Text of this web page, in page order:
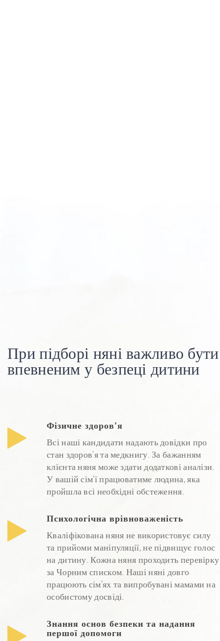
При підборі няні важливо бути
впевненим у безпеці дитини
Фізичне здоров'я
Всі наші кандидати надають довідки про
стан здоров'я та медкнигу. За бажанням
клієнта няня може здати додаткові аналізи.
У вашій сім'ї працюватиме людина, яка
пройшла всі необхідні обстеження.
Психологічна врівноваженість
Кваліфікована няня не використовує силу
та прийоми маніпуляції, не підвищує голос
на дитину. Кожна няня проходить перевірку
за Чорним списком. Наші няні довго
працюють сім'ях та випробувані мамами на
особистому досвіді.
Знання основ безпеки та надання
першої допомоги